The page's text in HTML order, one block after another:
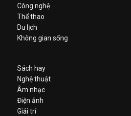
Công nghệ
Thể thao
Du lịch
Không gian sống
Sách hay
Nghệ thuật
Âm nhạc
Điện ảnh
Giải trí